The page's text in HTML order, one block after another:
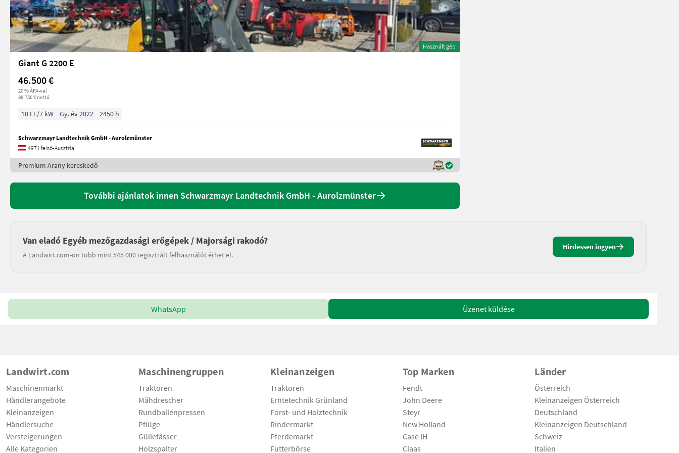
Használt gép
Giant G 2200 E
46.500 €
20 % ÁFA-val
38.750 € nettó
10 LE/7 kW Gy. év 2022 2450 h
Schwarzmayr Landtechnik GmbH - Aurolzmünster
4971 felső-Ausztria
Premium Arany kereskedő
További ajánlatok innen Schwarzmayr Landtechnik GmbH - Aurolzmünster
Van eladó Egyéb mezőgazdasági erőgépek / Majorsági rakodó?
A Landwirt.com-on több mint 545 000 regisztrált felhasználót érhet el.
Hirdessen ingyen
WhatsApp Üzenet küldése
Landwirt.com
Maschinenmarkt
Händlerangebote
Kleinanzeigen
Händlersuche
Versteigerungen
Alle Kategorien
Maschinengruppen
Traktoren
Mähdrescher
Rundballenpressen
Pflüge
Güllefässer
Holzspalter
Kleinanzeigen
Traktoren
Erntetechnik Grünland
Forst- und Holztechnik
Rindermarkt
Pferdemarkt
Futterbörse
Top Marken
Fendt
John Deere
Steyr
New Holland
Case IH
Claas
Länder
Österreich
Kleinanzeigen Österreich
Deutschland
Kleinanzeigen Deutschland
Schweiz
Italien